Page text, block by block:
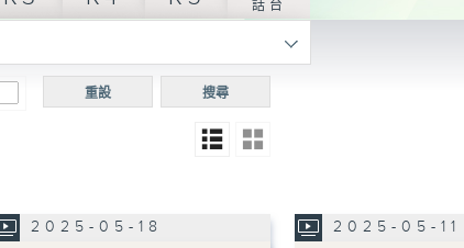
話台
搜尋
重設
2025-05-18 2025-05-11